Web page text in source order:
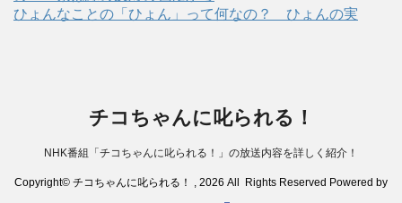
ひょんなことの「ひょん」って何なの？ ひょんの実
チコちゃんに叱られる！
NHK番組「チコちゃんに叱られる！」の放送内容を詳しく紹介！
Copyright© チコちゃんに叱られる！ , 2026 All Rights Reserved Powered by